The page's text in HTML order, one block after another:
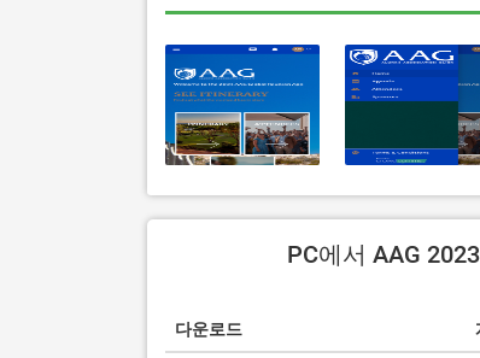
PC에서 AAG
다운로드